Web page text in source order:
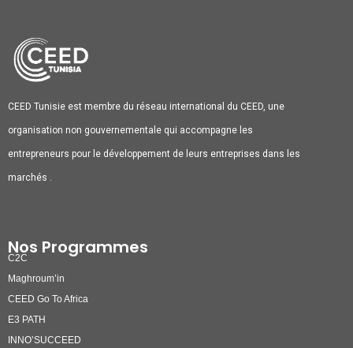
CEED Tunisie est membre du réseau international du CEED, une
organisation non gouvernementale qui accompagne les
entrepreneurs pour le développement de leurs entreprises dans les
marchés .
Nos Programmes
C2C
Maghroum’in
CEED Go To Africa
E3 PATH
INNO’SUCCEED